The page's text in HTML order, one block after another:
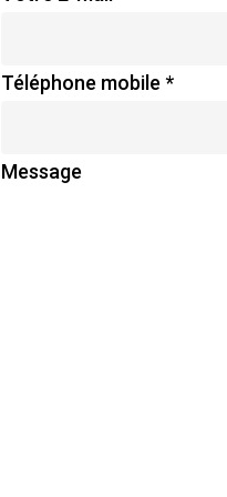
Téléphone mobile *
Message